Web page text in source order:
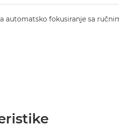
automatsko fokusiranje sa